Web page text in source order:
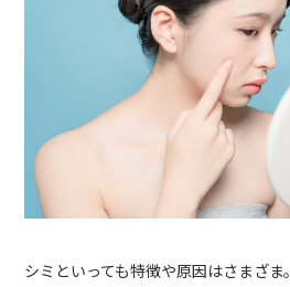
シミといっても特徴や原因はさまざま。